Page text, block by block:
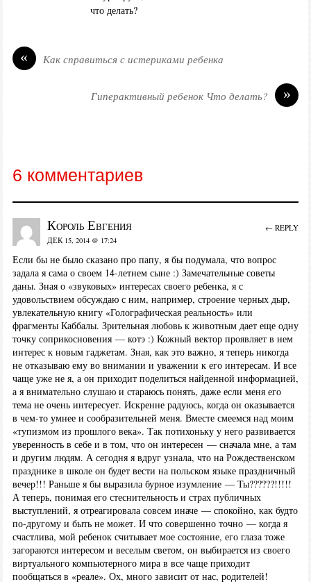
что делать?
« Как справиться с истериками ребенка
»
Гиперактивный ребенок Что делать?
6 комментариев
Король Евгения
ДЕК 15, 2014 @ 17:24
Если бы не было сказано про папу, я бы подумала, что вопрос
задала я сама о своем 14-летнем сыне :) Замечательные советы
даны. Зная о «звуковых» интересах своего ребенка, я с
удовольствием обсуждаю с ним, например, строение черных дыр,
увлекательную книгу «Голографическая реальность» или
фрагменты Каббалы. Зрительная любовь к животным дает еще одну
точку соприкосновения — котэ :) Кожный вектор проявляет в нем
интерес к новым гаджетам. Зная, как это важно, я теперь никогда
не отказываю ему во внимании и уважении к его интересам. И все
чаще уже не я, а он приходит поделиться найденной информацией,
а я внимательно слушаю и стараюсь понять, даже если меня его
тема не очень интересует. Искренне радуюсь, когда он оказывается
в чем-то умнее и сообразительней меня. Вместе смеемся над моим
«тупизмом из прошлого века». Так потихоньку у него развивается
уверенность в себе и в том, что он интересен — сначала мне, а там
и другим людям. А сегодня я вдруг узнала, что на Рождественском
празднике в школе он будет вести на польском языке праздничный
вечер!!! Раньше я бы выразила бурное изумление — Ты??????!!!!!
А теперь, понимая его стеснительность и страх публичных
выступлений, я отреагировала совсем иначе — спокойно, как будто
по-другому и быть не может. И что совершенно точно — когда я
счастлива, мой ребенок считывает мое состояние, его глаза тоже
загораются интересом и веселым светом, он выбирается из своего
виртуального компьютерного мира в все чаще приходит
пообщаться в «реале». Ох, много зависит от нас, родителей!
← REPLY